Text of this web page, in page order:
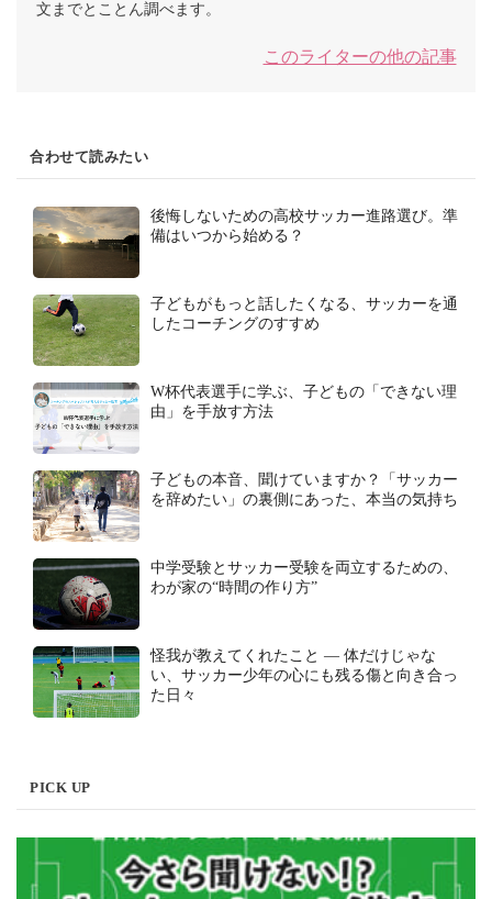
文までとことん調べます。
このライターの他の記事
合わせて読みたい
後悔しないための高校サッカー進路選び。準
備はいつから始める？
子どもがもっと話したくなる、サッカーを通
したコーチングのすすめ
W杯代表選手に学ぶ、子どもの「できない理
由」を手放す方法
子どもの本音、聞けていますか？「サッカー
を辞めたい」の裏側にあった、本当の気持ち
中学受験とサッカー受験を両立するための、
わが家の“時間の作り方”
怪我が教えてくれたこと ― 体だけじゃな
い、サッカー少年の心にも残る傷と向き合っ
た日々
PICK UP